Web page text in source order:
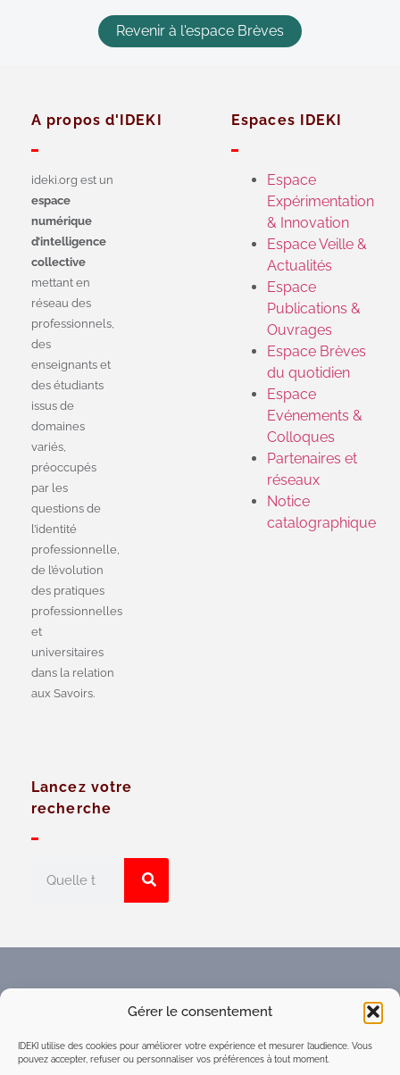
Gérer le consentement
IDEKI utilise des cookies pour améliorer votre expérience et mesurer l’audience. Vous
pouvez accepter, refuser ou personnaliser vos préférences à tout moment.
Revenir à l'espace Brèves
A propos d'IDEKI
ideki.org est un
espace
numérique
d’intelligence
collective
mettant en
réseau des
professionnels,
des
enseignants et
des étudiants
issus de
domaines
variés,
préoccupés
par les
questions de
l’identité
professionnelle,
de l’évolution
des pratiques
professionnelles
et
universitaires
dans la relation
aux Savoirs.
Espaces IDEKI
Espace
Expérimentation
& Innovation
Espace Veille &
Actualités
Espace
Publications &
Ouvrages
Espace Brèves
du quotidien
Espace
Evénements &
Colloques
Partenaires et
réseaux
Notice
catalographique
Lancez votre
recherche
numérique d'intelligence
collective du réseau IDEKI